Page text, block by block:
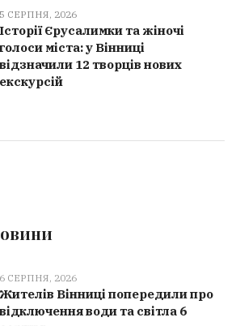
5 СЕРПНЯ, 2026
Історії Єрусалимки та жіночі
голоси міста: у Вінниці
відзначили 12 творців нових
екскурсій
6 СЕРПНЯ, 2026
Жителів Вінниці попередили про
відключення води та світла 6